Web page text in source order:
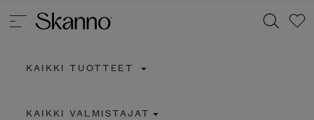
KAIKKI TUOTTEET
KAIKKI VALMISTAJAT